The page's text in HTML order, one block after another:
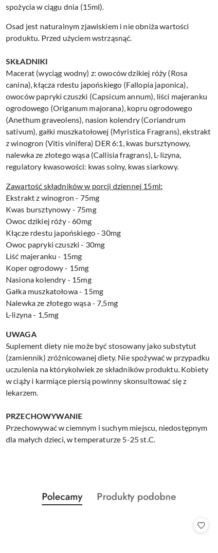
spożycia w ciągu dnia (15ml).
Osad jest naturalnym zjawiskiem i nie obniża wartości
produktu. Przed użyciem wstrząsnąć.
SKŁADNIKI
Macerat (wyciąg wodny) z: owoców dzikiej róży (Rosa
canina), kłącza rdestu japońskiego (Fallopia japonica),
owoców papryki czuszki (Capsicum annum), liści majeranku
ogrodowego (Origanum majorana), kopru ogrodowego
(Anethum graveolens), nasion kolendry (Coriandrum
sativum), gałki muszkatołowej (Myristica Fragrans), ekstrakt
z winogron (Vitis vinifera) DER 6:1, kwas bursztynowy,
nalewka ze złotego wąsa (Callisia fragrans), L-lizyna,
regulatory kwasowości: kwas solny, kwas siarkowy.
Zawartość składników w porcji dziennej 15ml:
Ekstrakt z winogron - 75mg
Kwas bursztynowy - 75mg
Owoc dzikiej róży - 60mg
Kłącze rdestu japońskiego - 30mg
Owoc papryki czuszki - 30mg
Liść majeranku - 15mg
Koper ogrodowy - 15mg
Nasiona kolendry - 15mg
Gałka muszkatołowa - 15mg
Nalewka ze złotego wąsa - 7,5mg
L-lizyna - 1,5mg
UWAGA
Suplement diety nie może być stosowany jako substytut
(zamiennik) zróżnicowanej diety. Nie spożywać w przypadku
uczulenia na którykolwiek ze składników produktu. Kobiety
w ciąży i karmiące piersią powinny skonsultować się z
lekarzem.
PRZECHOWYWANIE
Przechowywać w ciemnym i suchym miejscu, niedostępnym
dla małych dzieci, w temperaturze 5-25 st.C.
Pomiń karuzelę produktów
Produkty
o
Polecamy
Produkty
Produkty podobne